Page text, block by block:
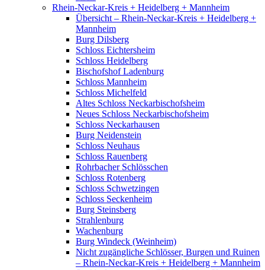
Rhein-Neckar-Kreis + Heidelberg + Mannheim
Übersicht – Rhein-Neckar-Kreis + Heidelberg +
Mannheim
Burg Dilsberg
Schloss Eichtersheim
Schloss Heidelberg
Bischofshof Ladenburg
Schloss Mannheim
Schloss Michelfeld
Altes Schloss Neckarbischofsheim
Neues Schloss Neckarbischofsheim
Schloss Neckarhausen
Burg Neidenstein
Schloss Neuhaus
Schloss Rauenberg
Rohrbacher Schlösschen
Schloss Rotenberg
Schloss Schwetzingen
Schloss Seckenheim
Burg Steinsberg
Strahlenburg
Wachenburg
Burg Windeck (Weinheim)
Nicht zugängliche Schlösser, Burgen und Ruinen
– Rhein-Neckar-Kreis + Heidelberg + Mannheim